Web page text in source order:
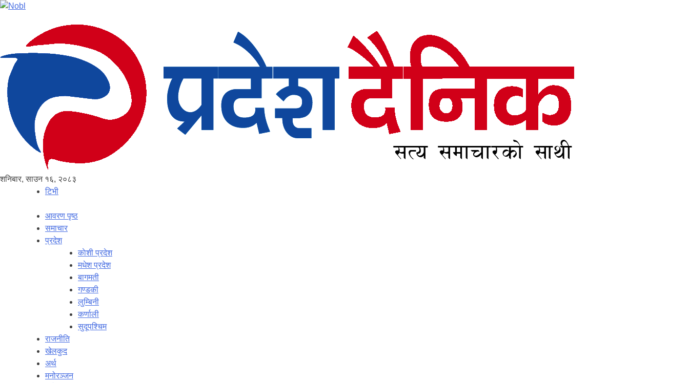
शनिबार, साउन १६, २०८३
टिभी
आवरण पृष्‍ठ
समाचार
प्रदेश
काेशी प्रदेश
मधेश प्रदेश
बागमती
गण्डकी
लुम्बिनी
कर्णाली
सुदूपश्‍चिम
राजनीति
खेलकुद
अर्थ
मनोरञ्‍जन